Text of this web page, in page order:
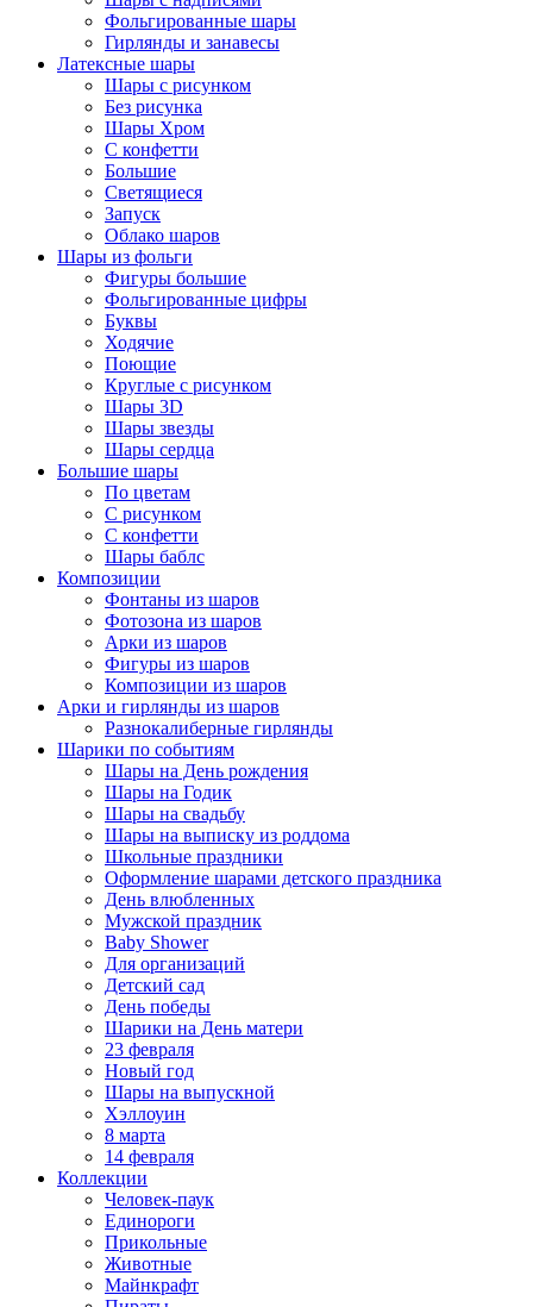
Фольгированные шары
Гирлянды и занавесы
Латексные шары
Шары с рисунком
Без рисунка
Шары Хром
C конфетти
Большие
Светящиеся
Запуск
Облако шаров
Шары из фольги
Фигуры большие
Фольгированные цифры
Буквы
Ходячие
Поющие
Круглые с рисунком
Шары 3D
Шары звезды
Шары сердца
Большие шары
По цветам
С рисунком
С конфетти
Шары баблс
Композиции
Фонтаны из шаров
Фотозона из шаров
Арки из шаров
Фигуры из шаров
Композиции из шаров
Арки и гирлянды из шаров
Разнокалиберные гирлянды
Шарики по событиям
Шары на День рождения
Шары на Годик
Шары на свадьбу
Шары на выписку из роддома
Школьные праздники
Оформление шарами детского праздника
День влюбленных
Мужской праздник
Baby Shower
Для организаций
Детский сад
День победы
Шарики на День матери
23 февраля
Новый год
Шары на выпускной
Хэллоуин
8 марта
14 февраля
Коллекции
Человек-паук
Единороги
Прикольные
Животные
Майнкрафт